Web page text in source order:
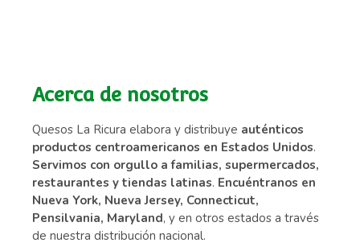
Acerca de nosotros
Quesos La Ricura elabora y distribuye auténticos
productos centroamericanos en Estados Unidos.
Servimos con orgullo a familias, supermercados,
restaurantes y tiendas latinas. Encuéntranos en
Nueva York, Nueva Jersey, Connecticut,
Pensilvania, Maryland, y en otros estados a través
de nuestra distribución nacional.